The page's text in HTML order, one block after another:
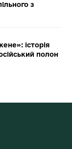
з
історія
полон